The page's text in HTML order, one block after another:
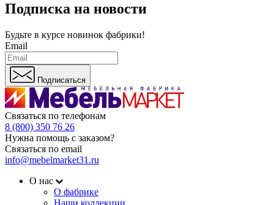
Подписка на новости
Будьте в курсе новинок фабрики!
Email
Подписаться
Связаться по телефонам
8 (800) 350 76 26
Нужна помощь с заказом?
Связаться по email
info@mebelmarket31.ru
О нас
О фабрике